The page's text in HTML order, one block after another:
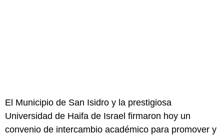
El Municipio de San Isidro y la prestigiosa
Universidad de Haifa de Israel firmaron hoy un
convenio de intercambio académico para promover y